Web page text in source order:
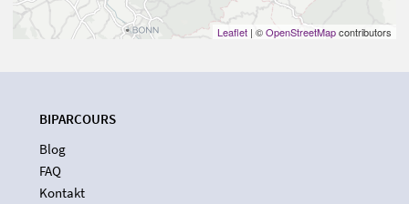
Leaflet | ©OpenStreetMapcontributors
BIPARCOURS
Blog
FAQ
Kontakt